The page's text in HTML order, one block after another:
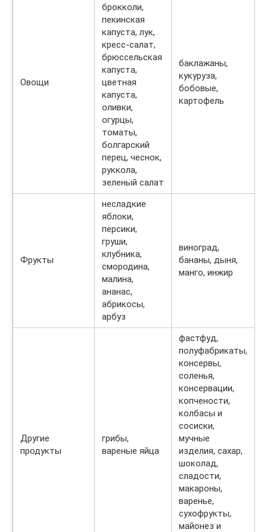
Овощи
брокколи,
пекинская
капуста, лук,
кресс-салат,
брюссельская
капуста,
цветная
капуста,
оливки,
огурцы,
томаты,
болгарский
перец, чеснок,
руккола,
зеленый салат
баклажаны,
кукуруза,
бобовые,
картофель
Фрукты
несладкие
яблоки,
персики,
груши,
клубника,
смородина,
малина,
ананас,
абрикосы,
арбуз
виноград,
бананы, дыня,
манго, инжир
Другие
продукты
грибы,
вареные яйца
фастфуд,
полуфабрикаты,
консервы,
соленья,
консервации,
копчености,
колбасы и
сосиски,
мучные
изделия, сахар,
шоколад,
сладости,
макароны,
варенье,
сухофрукты,
майонез и